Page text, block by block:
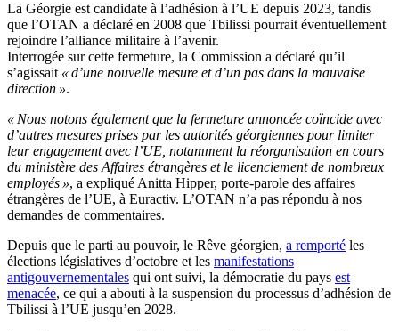
La Géorgie est candidate à l’adhésion à l’UE depuis 2023, tandis
que l’OTAN a déclaré en 2008 que Tbilissi pourrait éventuellement
rejoindre l’alliance militaire à l’avenir.
Interrogée sur cette fermeture, la Commission a déclaré qu’il
s’agissait « d’une nouvelle mesure et d’un pas dans la mauvaise
direction ».
« Nous notons également que la fermeture annoncée coïncide avec
d’autres mesures prises par les autorités géorgiennes pour limiter
leur engagement avec l’UE, notamment la réorganisation en cours
du ministère des Affaires étrangères et le licenciement de nombreux
employés », a expliqué Anitta Hipper, porte-parole des affaires
étrangères de l’UE, à Euractiv. L’OTAN n’a pas répondu à nos
demandes de commentaires.
Depuis que le parti au pouvoir, le Rêve géorgien, a remporté les
élections législatives d’octobre et les manifestations
antigouvernementales qui ont suivi, la démocratie du pays est
menacée, ce qui a abouti à la suspension du processus d’adhésion de
Tbilissi à l’UE jusqu’en 2028.